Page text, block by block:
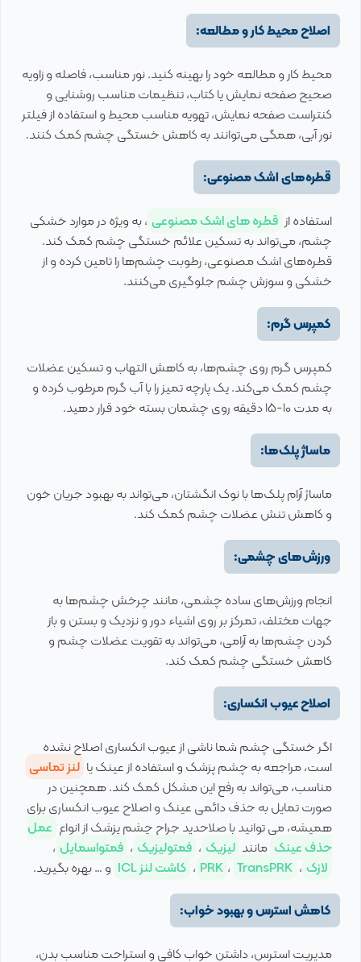
اصلاح محیط کار و مطالعه:
محیط کار و مطالعه خود را بهینه کنید. نور مناسب، فاصله و زاویه
صحیح صفحه نمایش یا کتاب، تنظیمات مناسب روشنایی و
کنتراست صفحه نمایش، تهویه مناسب محیط و استفاده از فیلتر
نور آبی، همگی می‌توانند به کاهش خستگی چشم کمک کنند.
قطره‌های اشک مصنوعی:
استفاده از قطره های اشک مصنوعی ، به ویژه در موارد خشکی
چشم، می‌تواند به تسکین علائم خستگی چشم کمک کند.
قطره‌های اشک مصنوعی، رطوبت چشم‌ها را تامین کرده و از
خشکی و سوزش چشم جلوگیری می‌کنند.
کمپرس گرم:
کمپرس گرم روی چشم‌ها، به کاهش التهاب و تسکین عضلات
چشم کمک می‌کند. یک پارچه تمیز را با آب گرم مرطوب کرده و
به مدت 10-15 دقیقه روی چشمان بسته خود قرار دهید.
ماساژ پلک‌ها:
ماساژ آرام پلک‌ها با نوک انگشتان، می‌تواند به بهبود جریان خون
و کاهش تنش عضلات چشم کمک کند.
ورزش‌های چشمی:
انجام ورزش‌های ساده چشمی، مانند چرخش چشم‌ها به
جهات مختلف، تمرکز بر روی اشیاء دور و نزدیک و بستن و باز
کردن چشم‌ها به آرامی، می‌تواند به تقویت عضلات چشم و
کاهش خستگی چشم کمک کند.
اصلاح عیوب انکساری:
اگر خستگی چشم شما ناشی از عیوب انکساری اصلاح نشده
است، مراجعه به چشم پزشک و استفاده از عینک یا لنز تماسی
مناسب، می‌تواند به رفع این مشکل کمک کند. همچنین در
صورت تمایل به حذف دائمی عینک و اصلاح عیوب انکساری برای
همیشه، می توانید با صلاحدید جراح چشم پزشک از انواع عمل
حذف عینک مانند لیزیک ، فمتولیزیک ، فمتواسمایل ،
لازک ، PRK ، TransPRK ، کاشت لنز ICL
و … بهره بگیرید.
کاهش استرس و بهبود خواب:
مدیریت استرس، داشتن خواب کافی و استراحت مناسب بدن،